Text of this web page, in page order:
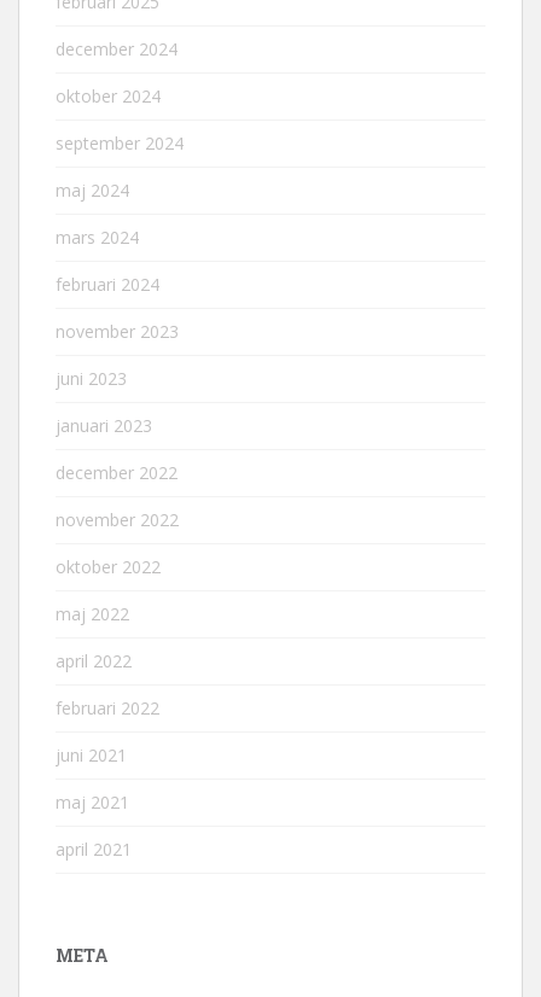
december 2024
oktober 2024
september 2024
maj 2024
mars 2024
februari 2024
november 2023
juni 2023
januari 2023
december 2022
november 2022
oktober 2022
maj 2022
april 2022
februari 2022
juni 2021
maj 2021
april 2021
META